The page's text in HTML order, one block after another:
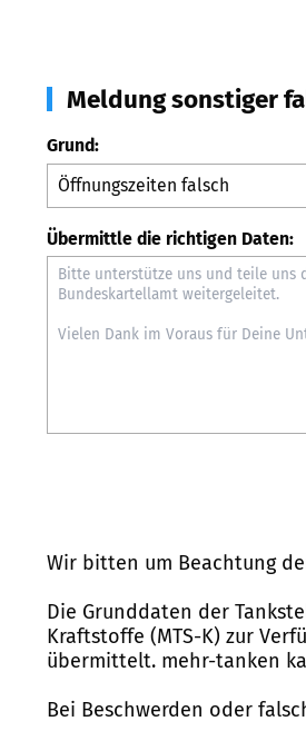
Meldung sonstiger
Grund:
Übermittle die richtigen Daten:
Wir bitten um Beachtung
Die Grunddaten der
Kraftstoffe (MTS-K) zur
übermittelt. mehr-tanken
Bei Beschwerden oder